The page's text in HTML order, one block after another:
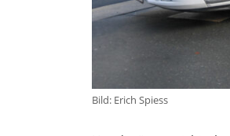
Bild: Erich Spiess